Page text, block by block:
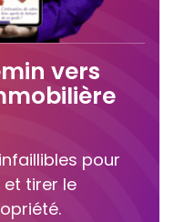
vers
pour
tirer le